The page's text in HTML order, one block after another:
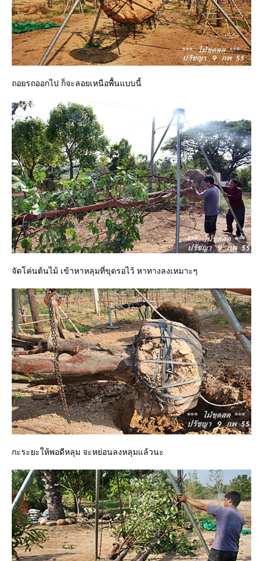
ถอยรถออกไป ก็จะลอยเหนือพื้นแบบนี้
จัดโค่นต้นไม้ เข้าหาหลุมที่ขุดรอไว้ หาทางลงเหมาะๆ
กะระยะให้พอดีหลุม จะหย่อนลงหลุมแล้วนะ